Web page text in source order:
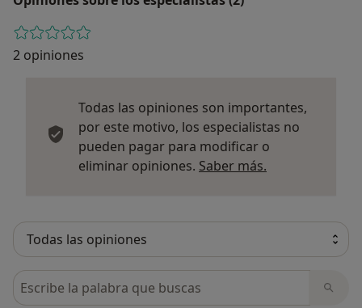
2 opiniones
Todas las opiniones son importantes,
por este motivo, los especialistas no
pueden pagar para modificar o
eliminar opiniones. Saber más.
Busca en opiniones